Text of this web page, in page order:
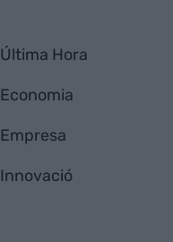
Última Hora
Economia
Empresa
Innovació